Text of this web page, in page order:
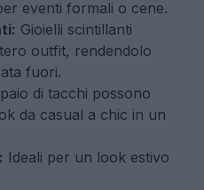
eventi formali o cene.
Gioielli scintillanti
outfit, rendendolo
fuori.
di tacchi possono
da casual a chic in un
Ideali per un look estivo